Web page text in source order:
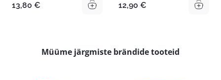
13,80 € 12,90 €
Müüme järgmiste brändide tooteid